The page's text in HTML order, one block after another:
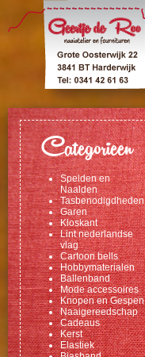
Categorieen
Spelden en
Naalden
Tasbenodigdheden
Garen
Kloskant
Lint nederlandse
vlag
Cartoon bells
Hobbymaterialen
Ballenband
Mode accessoires
Knopen en Gespen
Naaigereedschap
Cadeaus
Kerst
Elastiek